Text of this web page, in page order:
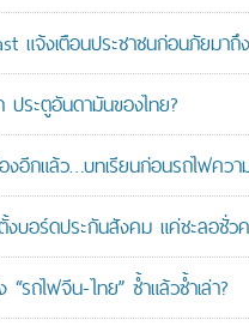
แจ้งเตือนประชาชนก่อนภัยมา
ประตูอันดามันของไทย?
อีกแล้ว…บทเรียนก่อนรถไฟควา
บอร์ดประกันสังคม แค่ชะลอชั่
รถไฟจีน-ไทย” ซ้ำแล้วซ้ำเล่า?